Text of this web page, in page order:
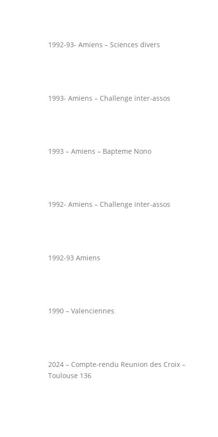
1992-93- Amiens – Sciences divers
1993- Amiens – Challenge inter-assos
1993 – Amiens – Bapteme Nono
1992- Amiens – Challenge inter-assos
1992-93 Amiens
1990 – Valenciennes
2024 – Compte-rendu Reunion des Croix –
Toulouse 136